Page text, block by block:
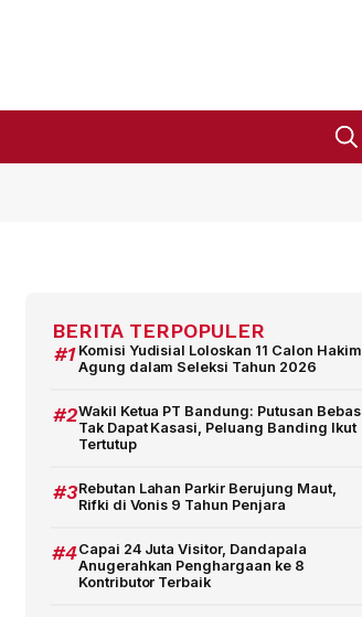
BERITA TERPOPULER
#1 Komisi Yudisial Loloskan 11 Calon Hakim
Agung dalam Seleksi Tahun 2026
#2Wakil Ketua PT Bandung: Putusan Bebas
Tak Dapat Kasasi, Peluang Banding Ikut
Tertutup
#3Rebutan Lahan Parkir Berujung Maut,
Rifki di Vonis 9 Tahun Penjara
#4Capai 24 Juta Visitor, Dandapala
Anugerahkan Penghargaan ke 8
Kontributor Terbaik